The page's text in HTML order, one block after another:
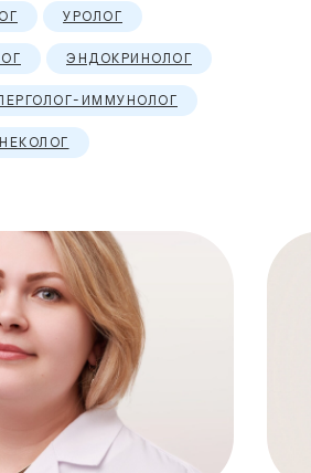
УРОЛОГ
ЭНДОКРИНОЛОГ
ИММУНОЛОГ